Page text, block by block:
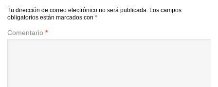
Tu dirección de correo electrónico no será publicada. Los campos
obligatorios están marcados con *
Comentario *